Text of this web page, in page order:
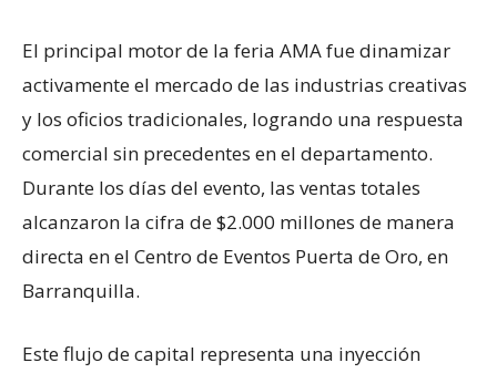
El principal motor de la feria AMA fue dinamizar
activamente el mercado de las industrias creativas
y los oficios tradicionales, logrando una respuesta
comercial sin precedentes en el departamento.
Durante los días del evento, las ventas totales
alcanzaron la cifra de $2.000 millones de manera
directa en el Centro de Eventos Puerta de Oro, en
Barranquilla.
Este flujo de capital representa una inyección